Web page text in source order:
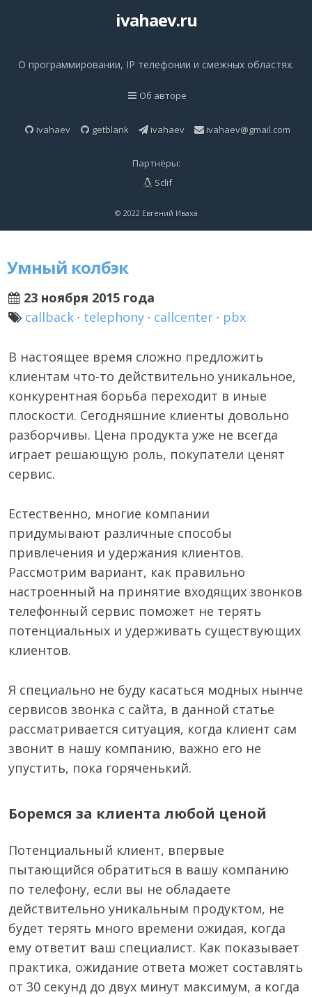
ivahaev.ru
О программировании, IP телефонии и смежных областях.
Об авторе
ivahaev getblank ivahaev ivahaev@gmail.com
Партнёры:
Sclif
© 2022 Евгений Иваха
Умный колбэк
23 ноября 2015 года
callback · telephony · callcenter · pbx
В настоящее время сложно предложить
клиентам что-то действительно уникальное,
конкурентная борьба переходит в иные
плоскости. Сегодняшние клиенты довольно
разборчивы. Цена продукта уже не всегда
играет решающую роль, покупатели ценят
сервис.
Естественно, многие компании
придумывают различные способы
привлечения и удержания клиентов.
Рассмотрим вариант, как правильно
настроенный на принятие входящих звонков
телефонный сервис поможет не терять
потенциальных и удерживать существующих
клиентов.
Я специально не буду касаться модных нынче
сервисов звонка с сайта, в данной статье
рассматривается ситуация, когда клиент сам
звонит в нашу компанию, важно его не
упустить, пока горяченький.
Боремся за клиента любой ценой
Потенциальный клиент, впервые
пытающийся обратиться в вашу компанию
по телефону, если вы не обладаете
действительно уникальным продуктом, не
будет терять много времени ожидая, когда
ему ответит ваш специалист. Как показывает
практика, ожидание ответа может составлять
от 30 секунд до двух минут максимум, а когда